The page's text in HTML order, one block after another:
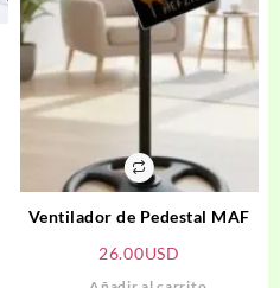
Ventilador de Pedestal MAF
26.00USD